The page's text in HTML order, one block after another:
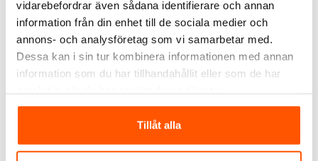
vidarebefordrar även sådana identifierare och annan
information från din enhet till de sociala medier och
annons- och analysföretag som vi samarbetar med.
Dessa kan i sin tur kombinera informationen med annan
information som du har tillhandahållit eller som de har
Tillåt alla
FRÅGOR & SVAR
ALTERNATIVA PRODUKTER